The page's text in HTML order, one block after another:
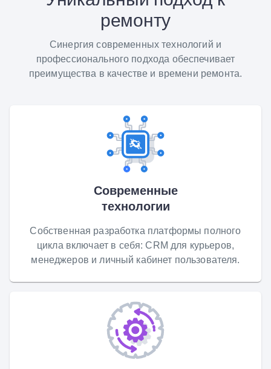
ремонту
Синергия современных технологий и
профессионального подхода обеспечивает
преимущества в качестве и времени ремонта.
Современные
технологии
Собственная разработка платформы полного
цикла включает в себя: CRM для курьеров,
менеджеров и личный кабинет пользователя.